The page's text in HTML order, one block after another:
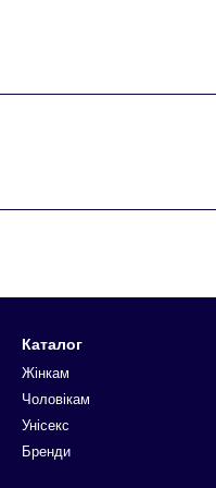
Каталог
Жінкам
Чоловікам
Унісекс
Бренди